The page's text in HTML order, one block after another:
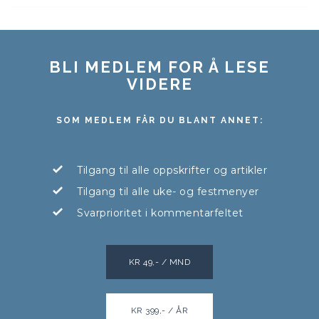
BLI MEDLEM FOR Å LESE
VIDERE
SOM MEDLEM FÅR DU BLANT ANNET:
Tilgang til alle oppskrifter og artikler
Tilgang til alle uke- og festmenyer
Svarprioritet i kommentarfeltet
KR 49,- / MND
KR 399,- / ÅR